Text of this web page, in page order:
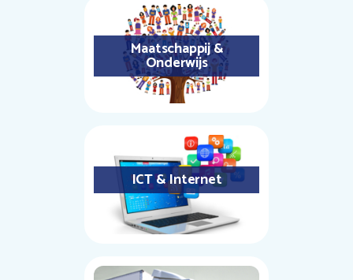
Maatschappij &
Onderwijs
ICT & Internet